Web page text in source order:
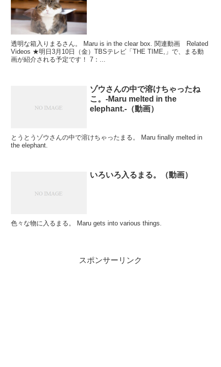
透明な箱入りまるさん。 Maru is in the clear box. 関連動画 Related
Videos ★明日3月10日（金）TBSテレビ「THE TIME,」で、まる動
画が紹介される予定です！ 7：...
ゾウさんの中で溶けちゃったね
こ。-Maru melted in the
elephant.-（動画）
とうとうゾウさんの中で溶けちゃったまる。 Maru finally melted in
the elephant.
いろいろ入るまる。（動画）
色々な物に入るまる。 Maru gets into various things.
スポンサーリンク